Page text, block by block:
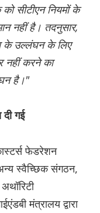
सीटीएन नियमों के
नहीं है। तदनुसार,
के उल्लंघन के लिए
नहीं करने का
है।"
दी गई
फेडरेशन
स्वैच्छिक संगठन,
मंत्रालय द्वारा